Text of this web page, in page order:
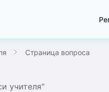
Страница вопроса
учителя"